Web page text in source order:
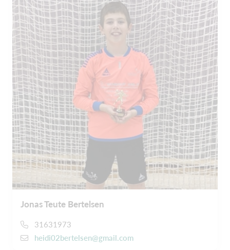
Jonas Teute Bertelsen
31631973
heidi02bertelsen@gmail.com